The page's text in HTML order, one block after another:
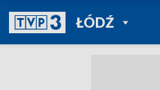
ŁÓDŹPOWRÓT DO
TVP REGIONY